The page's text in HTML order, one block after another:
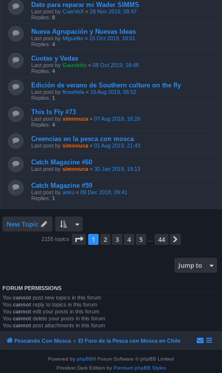
Dato para reparar mi Wader SIMMS
Last post by CuerVoX « 28 Nov 2019, 08:47
Replies: 8
Nueva Agrupación y Nuevas Ideas
Last post by Miguelito « 15 Oct 2019, 18:01
Replies: 4
Cuotas y Vedas
Last post by Gaushito « 08 Oct 2019, 18:48
Replies: 4
Edición de verano de Southern culture on the fly
Last post by ftrewhela « 16 Aug 2019, 08:52
Replies: 1
This Is Fly #73
Last post by simonuca « 07 Aug 2019, 18:26
Replies: 4
Creencias en la pesca con mosca
Last post by simonuca « 01 Aug 2019, 21:43
Catch Magazine #60
Last post by simonuca « 30 Jan 2019, 19:13
Catch Magazine #59
Last post by anku « 09 Dec 2018, 09:41
Replies: 1
New Topic
2155 topics Page 1of 44
1 2 3 4 5 44
Jump to
FORUM PERMISSIONS
You cannot post new topics in this forum
You cannot reply to topics in this forum
You cannot edit your posts in this forum
You cannot delete your posts in this forum
You cannot post attachments in this forum
Pescando Con Mosca El Foro de la Pesca con Mosca en Chile
Powered by phpBB® Forum Software © phpBB Limited
Prosilver Dark Edition by Premium phpBB Styles